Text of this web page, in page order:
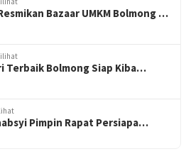
Bazaar UMKM Bolmong …
Terbaik Bolmong Siap Kiba…
Pimpin Rapat Persiapa…